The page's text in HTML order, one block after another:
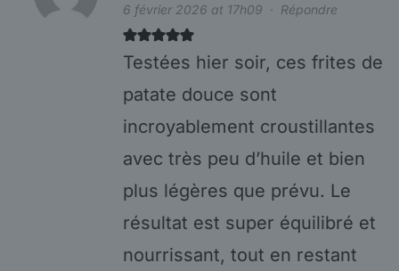
6 février 2026 at 17h09 · Répondre
Testées hier soir, ces frites de
patate douce sont
incroyablement croustillantes
avec très peu d’huile et bien
plus légères que prévu. Le
résultat est super équilibré et
nourrissant, tout en restant